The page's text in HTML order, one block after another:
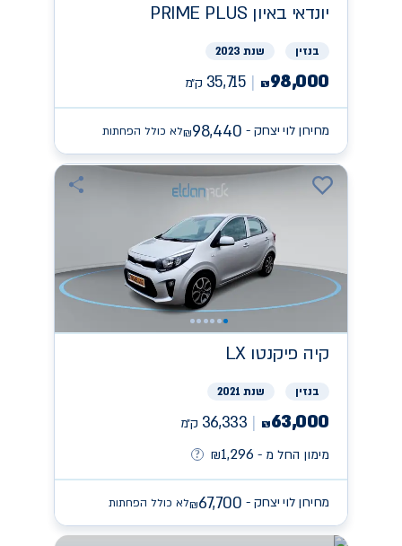
יונדאי PRIME PLUS באיון
בנזין שנת 2023
₪98,000
35,715 ק״מ
מחירון לוי יצחק - ₪98,440 לא כולל הפחתות
קיה פיקנטו LX
בנזין שנת 2021
₪63,000
36,333 ק״מ
מימון החל מ -
₪1,296
מחירון לוי יצחק - ₪67,700 לא כולל הפחתות